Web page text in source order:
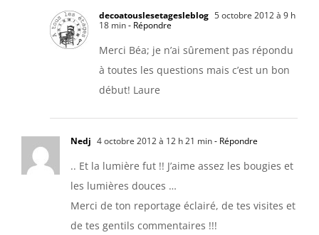
decoatouslesetagesleblog 5 octobre 2012 à 9 h
18 min- Répondre
Merci Béa; je n’ai sûrement pas répondu
à toutes les questions mais c’est un bon
début! Laure
Nedj 4 octobre 2012 à 12 h 21 min- Répondre
.. Et la lumière fut !! J’aime assez les bougies et
les lumières douces …
Merci de ton reportage éclairé, de tes visites et
de tes gentils commentaires !!!